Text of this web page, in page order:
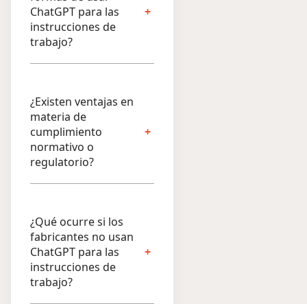
ChatGPT para las
instrucciones de
trabajo?
¿Existen ventajas en
materia de
cumplimiento
normativo o
regulatorio?
¿Qué ocurre si los
fabricantes no usan
ChatGPT para las
instrucciones de
trabajo?